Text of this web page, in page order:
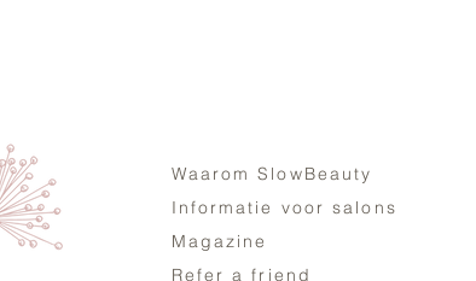
Waarom SlowBeauty
Informatie voor salons
Magazine
Refer a friend